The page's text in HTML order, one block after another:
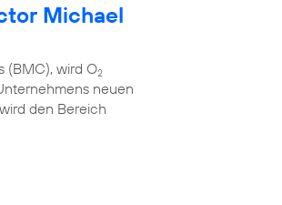
Michael
(BMC), wird O2
neuen
den Bereich